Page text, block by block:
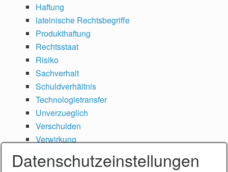
Haftung
lateinische Rechtsbegriffe
Produkthaftung
Rechtsstaat
Risiko
Sachverhalt
Schuldverhältnis
Technologietransfer
Unverzueglich
Verschulden
Verwirkung
Zustellung
Zustimmung
Datenschutzeinstellungen